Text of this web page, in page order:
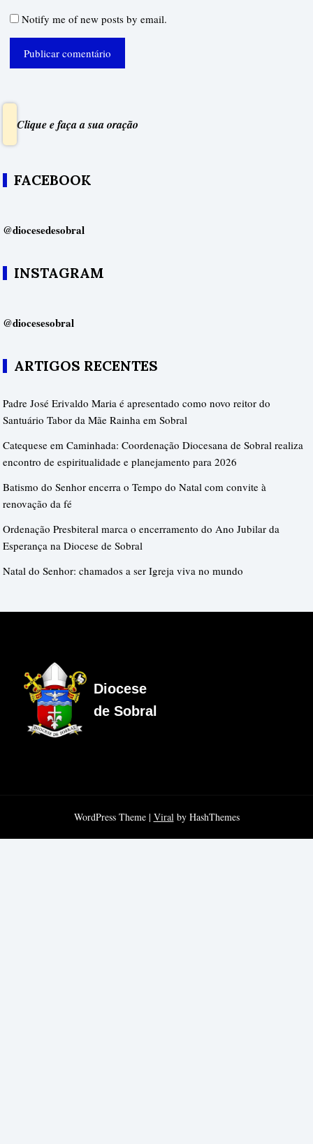
Notify me of new posts by email.
Clique e faça a sua oração
FACEBOOK
@diocesedesobral
INSTAGRAM
@diocesesobral
ARTIGOS RECENTES
Padre José Erivaldo Maria é apresentado como novo reitor do
Santuário Tabor da Mãe Rainha em Sobral
Catequese em Caminhada: Coordenação Diocesana de Sobral realiza
encontro de espiritualidade e planejamento para 2026
Batismo do Senhor encerra o Tempo do Natal com convite à
renovação da fé
Ordenação Presbiteral marca o encerramento do Ano Jubilar da
Esperança na Diocese de Sobral
Natal do Senhor: chamados a ser Igreja viva no mundo
Diocese
de Sobral
WordPress Theme | Viralby HashThemes